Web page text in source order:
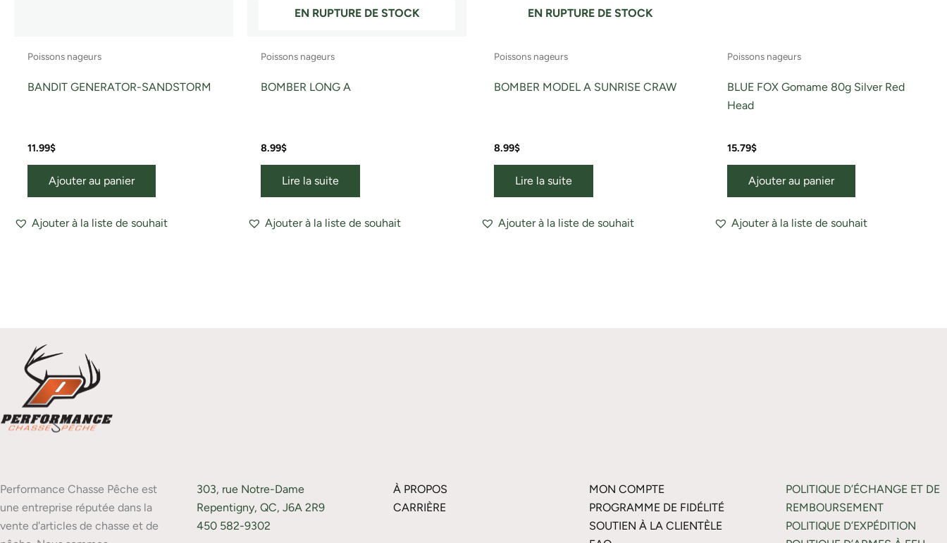
Poissons nageurs
BANDIT GENERATOR-SANDSTORM
11.99$
Ajouter au panier
Ajouter à la liste de souhait
EN RUPTURE DE STOCK
Poissons nageurs
BOMBER LONG A
8.99$
Lire la suite
Ajouter à la liste de souhait
EN RUPTURE DE STOCK
Poissons nageurs
BOMBER MODEL A SUNRISE CRAW
8.99$
Lire la suite
Ajouter à la liste de souhait
Poissons nageurs
BLUE FOX Gomame 80g Silver Red
Head
15.79$
Ajouter au panier
Ajouter à la liste de souhait
Performance Chasse Pêche est
une entreprise réputée dans la
vente d'articles de chasse et de
303, rue Notre-Dame
Repentigny, QC, J6A 2R9
450 582-9302
À PROPOS
CARRIÈRE
MON COMPTE
PROGRAMME DE FIDÉLITÉ
SOUTIEN À LA CLIENTÈLE
POLITIQUE D’ÉCHANGE ET DE
REMBOURSEMENT
POLITIQUE D’EXPÉDITION